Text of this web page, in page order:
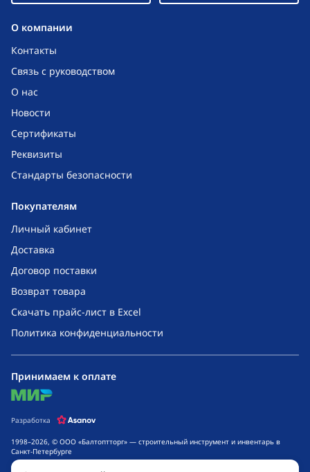
O компании
Контакты
Связь с руководством
О нас
Новости
Сертификаты
Реквизиты
Стандарты безопасности
Покупателям
Личный кабинет
Доставка
Договор поставки
Возврат товара
Скачать прайс-лист в Excel
Политика конфиденциальности
1998–2026, © ООО «Балтоптторг» — строительный инструмент и инвентарь в
Санкт-Петербурге
Обращаем ваше внимание на то, что данный интернет-сайт носит исключительно
Принимаем к оплате
mir
Разработка